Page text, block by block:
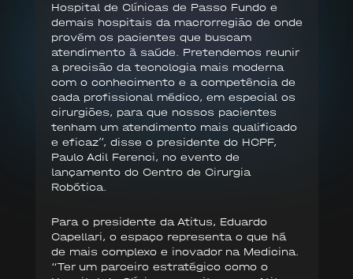
Hospital de Clínicas de Passo Fundo e
demais hospitais da macrorregião de onde
provém os pacientes que buscam
atendimento à saúde. Pretendemos reunir
a precisão da tecnologia mais moderna
com o conhecimento e a competência de
cada profissional médico, em especial os
cirurgiões, para que nossos pacientes
tenham um atendimento mais qualificado
e eficaz”, disse o presidente do HCPF,
Paulo Adil Ferenci, no evento de
lançamento do Centro de Cirurgia
Robótica.
Para o presidente da Atitus, Eduardo
Capellari, o espaço representa o que há
de mais complexo e inovador na Medicina.
“Ter um parceiro estratégico como o